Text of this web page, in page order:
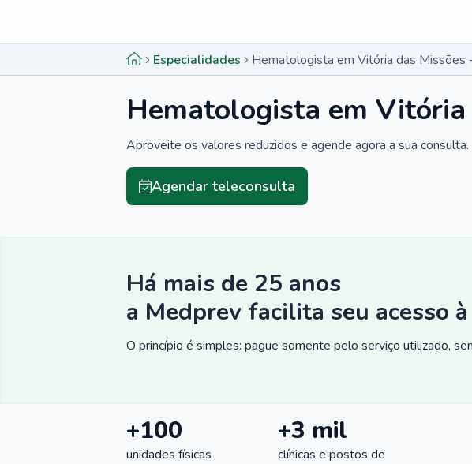
Especialidades Hematologista em Vitória das Missões
Hematologista em Vitória
Aproveite os valores reduzidos e agende agora a sua consulta.
Agendar teleconsulta
Há mais de 25 anos
a Medprev facilita seu acesso
O princípio é simples: pague somente pelo serviço utilizado,
+100
unidades físicas
+3 mil
clínicas e postos de